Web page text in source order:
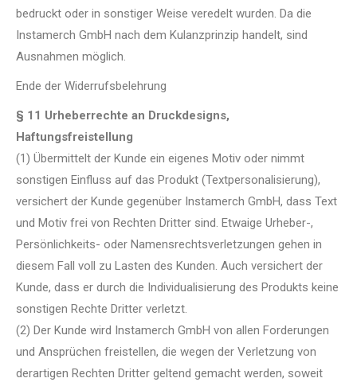
bedruckt oder in sonstiger Weise veredelt wurden. Da die
Instamerch GmbH nach dem Kulanzprinzip handelt, sind
Ausnahmen möglich.
Ende der Widerrufsbelehrung
§ 11 Urheberrechte an Druckdesigns,
Haftungsfreistellung
(1) Übermittelt der Kunde ein eigenes Motiv oder nimmt
sonstigen Einfluss auf das Produkt (Textpersonalisierung),
versichert der Kunde gegenüber Instamerch GmbH, dass Text
und Motiv frei von Rechten Dritter sind. Etwaige Urheber-,
Persönlichkeits- oder Namensrechtsverletzungen gehen in
diesem Fall voll zu Lasten des Kunden. Auch versichert der
Kunde, dass er durch die Individualisierung des Produkts keine
sonstigen Rechte Dritter verletzt.
(2) Der Kunde wird Instamerch GmbH von allen Forderungen
und Ansprüchen freistellen, die wegen der Verletzung von
derartigen Rechten Dritter geltend gemacht werden, soweit